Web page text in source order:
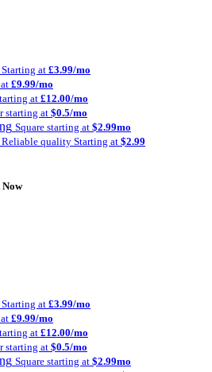
Starting at £3.99/mo
£9.99/mo
at£12.00/mo
starting at$0.5/mo
Square starting at $2.99mo
Reliable quality Starting at $2.99
Now
Starting at £3.99/mo
£9.99/mo
at£12.00/mo
starting at$0.5/mo
Square starting at $2.99mo